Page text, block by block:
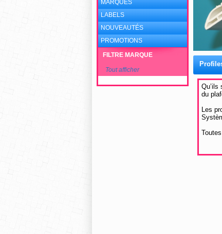
MARQUES
LABELS
NOUVEAUTÉS
PROMOTIONS
FILTRE MARQUE
Tout afficher
Qu’ils
du
Les